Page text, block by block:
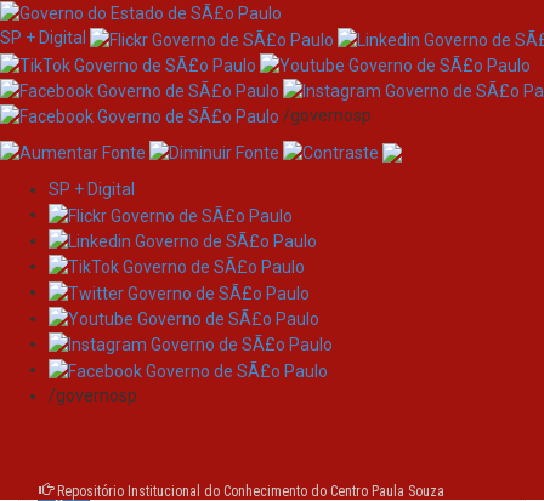
Skip
navigation
SP + Digital
/governosp
SP + Digital
/governosp
Repositório Institucional do Conhecimento do Centro Paula Souza
Search
Search: